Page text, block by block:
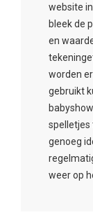
website
bleek de
en
worden
gebruikt
spelletjes
genoeg
weer op